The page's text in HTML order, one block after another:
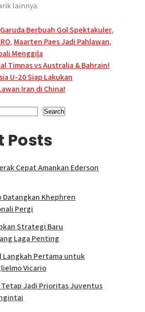
lainnya.
Berbuah Gol Spektakuler,
, Maarten Paes Jadi Pahlawan,
Menggila
Timnas vs Australia & Bahrain!
U-20 Siap Lakukan
Iran di China!
Search
Posts
Cepat Amankan Ederson
Datangkan Khephren
Pergi
Strategi Baru
Laga Penting
Langkah Pertama untuk
Vicario
Tetap Jadi Prioritas Juventus